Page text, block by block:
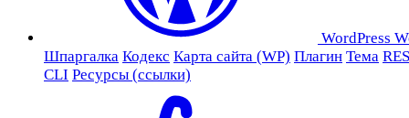
WordPress
Шпаргалка Кодекс Карта сайта (WP) Плагин Тема
CLI Ресурсы (ссылки)